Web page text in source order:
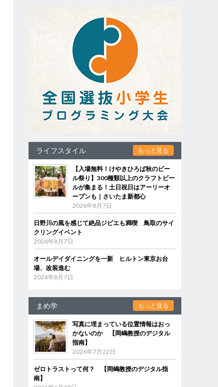
ライフスタイル もっと見る
【入場無料！けやきひろば秋のビー
ル祭り】300種類以上のクラフトビー
ルが集まる！土日祝日はアーリーオ
ープンも｜さいたま新都心
2026年8月7日
日野川の風を感じて絶品ジビエも満喫 鳥取のサイ
クリングイベント
2026年8月7日
オールデイダイニングを一新 ヒルトン東京お台
場、改装進む
2026年8月7日
まめ学 もっと見る
写真に埋まっている位置情報はおっ
かないのか 【岡嶋教授のデジタル
指南】
2026年7月22日
ゼロトラストって何？ 【岡嶋教授のデジタル指
南】